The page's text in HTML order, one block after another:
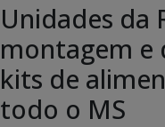
Unidades da
montagem e
kits de
todo o MS